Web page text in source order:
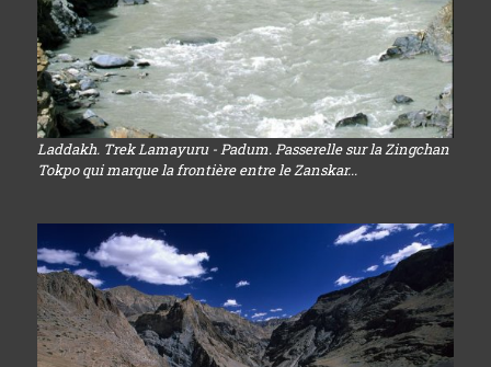
Laddakh. Trek Lamayuru - Padum. Passerelle sur la Zingchan
Tokpo qui marque la frontière entre le Zanskar...